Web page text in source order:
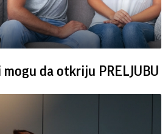
da otkriju PRELJUBU